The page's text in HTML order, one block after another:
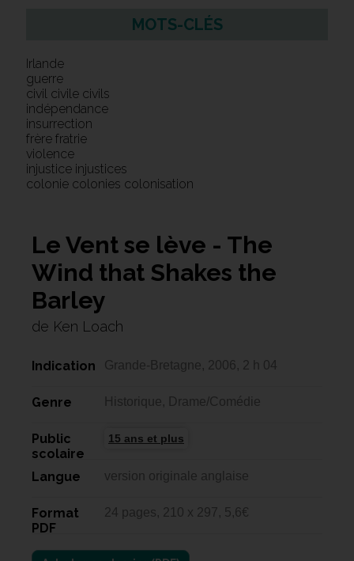
MOTS-CLÉS
Irlande
guerre
civil civile civils
indépendance
insurrection
frère fratrie
violence
injustice injustices
colonie colonies colonisation
Le Vent se lève - The
Wind that Shakes the
Barley
de Ken Loach
Indication Grande-Bretagne, 2006, 2 h 04
Genre Historique, Drame/Comédie
Public
scolaire
15 ans et plus
Langue version originale anglaise
Format
PDF
24 pages, 210 x 297, 5,6€